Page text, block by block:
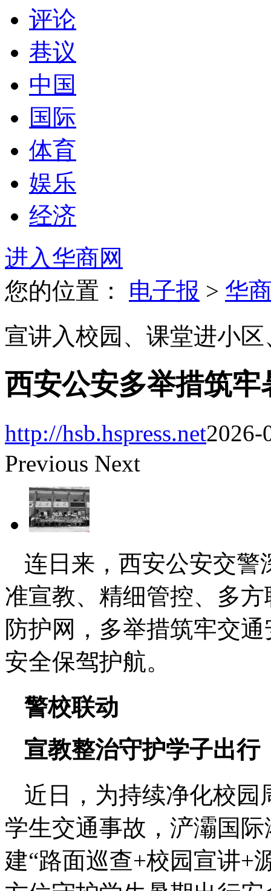
评论
巷议
中国
国际
体育
娱乐
经济
进入华商网
您的位置： 电子报 > 华
宣讲入校园、课堂进小
西安公安多举措筑
http://hsb.hspress.net2026-
Previous Next
连日来，西安公安交警
准宣教、精细管控、多
防护网，多举措筑牢交
安全保驾护航。
警校联动
宣教整治守护学子出行
近日，为持续净化校园
学生交通事故，浐灞国
建“路面巡查+校园宣讲+